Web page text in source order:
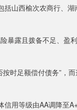
山西榆次农商行、湖
露且拨备不足、盈
足额偿付债务”，
用等级由AA调降至